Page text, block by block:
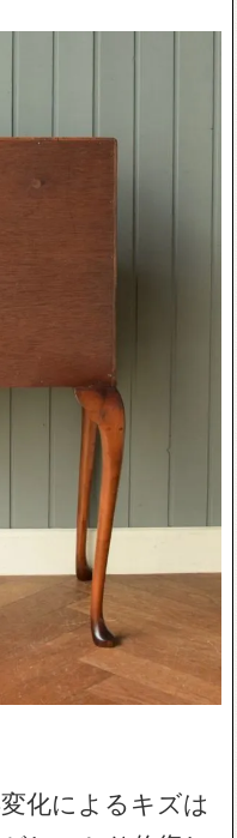
化によるキズは